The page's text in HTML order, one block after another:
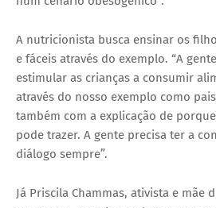
A nutricionista busca ensinar os
e fáceis através do exemplo. “A
estimular as crianças a consumir
através do nosso exemplo como
também com a explicação de
pode trazer. A gente precisa ter a
diálogo sempre”.
Já Priscila Chammas, ativista e mãe